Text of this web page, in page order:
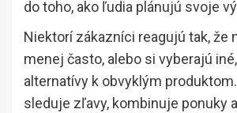
do toho, ako ľudia plánujú svoje
Niektorí zákazníci reagujú tak, že
menej často, alebo si vyberajú
alternatívy k obvyklým
sleduje zľavy, kombinuje ponuky